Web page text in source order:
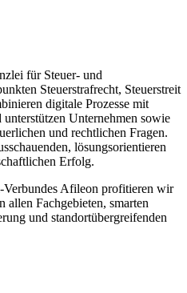
für Steuer- und
Steuerstrafrecht, Steuerstreit
digitale Prozesse mit
Unternehmen sowie
und rechtlichen Fragen.
lösungsorientieren
Erfolg.
Afileon profitieren wir
Fachgebieten, smarten
und standortübergreifenden